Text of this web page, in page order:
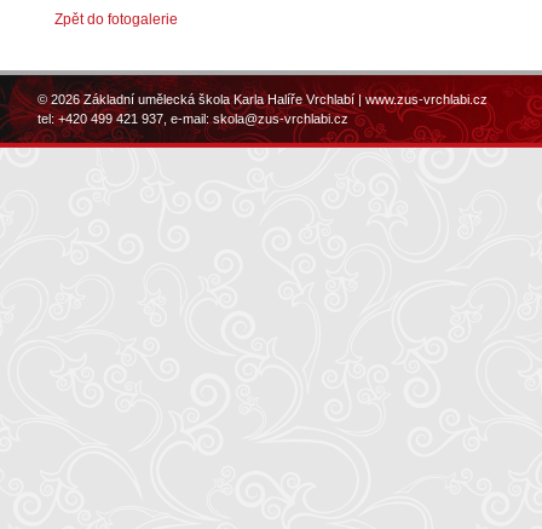
Zpět do fotogalerie
© 2026 Základní umělecká škola Karla Halíře Vrchlabí |www.zus-vrchlabi.cz
tel: +420 499 421 937, e-mail:skola@zus-vrchlabi.cz